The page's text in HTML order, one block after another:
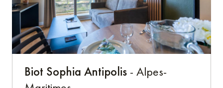
Biot Sophia Antipolis - Alpes-